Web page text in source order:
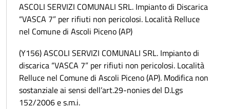
ASCOLI SERVIZI COMUNALI SRL. Impianto di Discarica
“VASCA 7” per rifiuti non pericolosi. Località Relluce
nel Comune di Ascoli Piceno (AP)
(Y156) ASCOLI SERVIZI COMUNALI SRL. Impianto di
discarica “VASCA 7” per rifiuti non pericolosi. Località
Relluce nel Comune di Ascoli Piceno (AP). Modifica non
sostanziale ai sensi dell’art.29-nonies del D.Lgs
152/2006 e s.m.i.